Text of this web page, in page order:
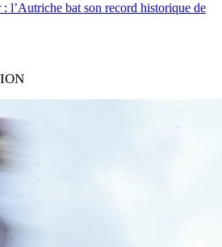
l’Autriche bat son record historique de